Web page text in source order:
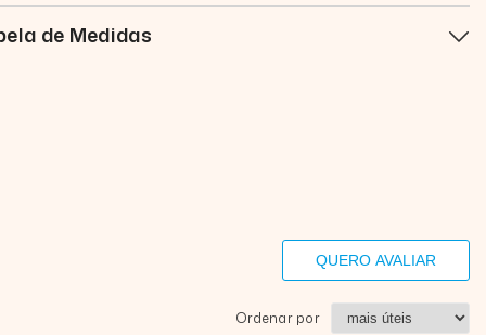
de Medidas
QUERO AVALIAR
Ordenar por